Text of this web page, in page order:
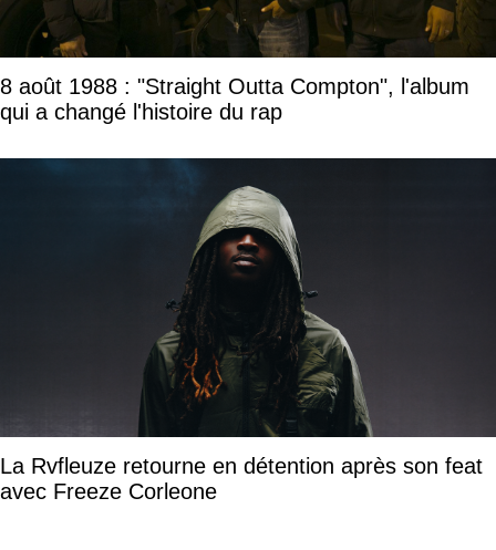
8 août 1988 : "Straight Outta Compton", l'album
qui a changé l'histoire du rap
La Rvfleuze retourne en détention après son feat
avec Freeze Corleone